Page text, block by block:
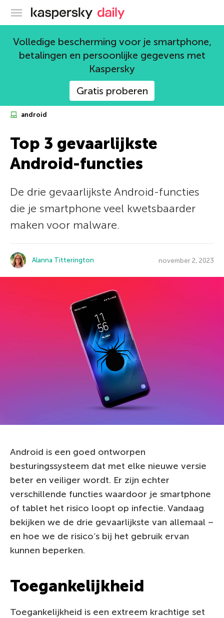
Kaspersky official blog
Volledige bescherming voor je smartphone,
betalingen en persoonlijke gegevens met
Kaspersky
Gratis proberen
android
Top 3 gevaarlijkste
Android-functies
De drie gevaarlijkste Android-functies
die je smartphone veel kwetsbaarder
maken voor malware.
Alanna Titterington november 2, 2023
Android is een goed ontworpen
besturingssysteem dat met elke nieuwe versie
beter en veiliger wordt. Er zijn echter
verschillende functies waardoor je smartphone
of tablet het risico loopt op infectie. Vandaag
bekijken we de drie gevaarlijkste van allemaal –
en hoe we de risico’s bij het gebruik ervan
kunnen beperken.
Toegankelijkheid
Toegankelijkheid is een extreem krachtige set